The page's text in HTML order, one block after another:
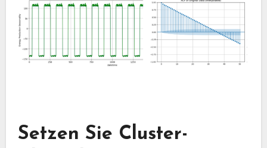
Setzen Sie Cluster-